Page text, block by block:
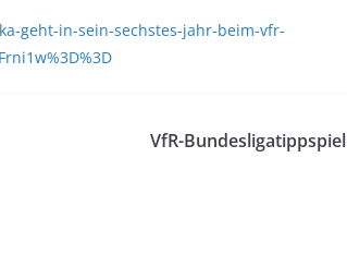
geht-in-sein-sechstes-jahr-beim-vfr-
VfR-Bundesligatippspiel